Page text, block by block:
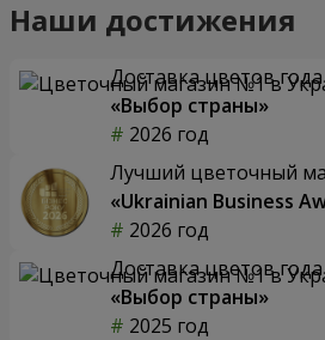
Наши достижения
Доставка цветов
«Выбор страны»
2026 год
Лучший цветочный
«Ukrainian Business
2026 год
Доставка цветов
«Выбор страны»
2025 год